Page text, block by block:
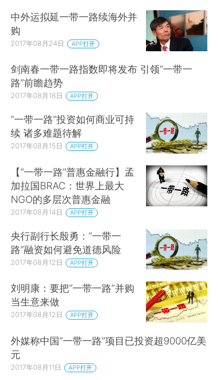
中外运拟延一带一路续海外并
购
2017年08月24日 APP打开
剑南春一带一路指数即将发布 引领“一带一
路”前瞻趋势
2017年08月18日 APP打开
“一带一路”投资如何商业可持
续 诸多难题待解
2017年08月15日 APP打开
【“一带一路”普惠金融行】孟
加拉国BRAC：世界上最大
NGO的多层次普惠金融
2017年08月14日 APP打开
央行副行长殷勇：“一带一
路”融资如何避免道德风险
2017年08月12日 APP打开
刘明康：要把“一带一路”并购
当生意来做
2017年08月12日 APP打开
外媒称中国“一带一路”项目已投资超9000亿美
元
2017年08月11日 APP打开